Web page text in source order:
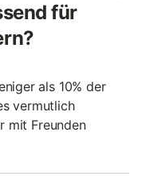
für
als 10% der
vermutlich
mit Freunden